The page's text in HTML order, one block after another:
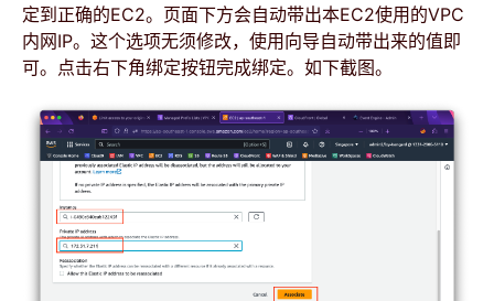
定到正确的EC2。页面下方会自动带出本EC2使用的VPC
内网IP。这个选项无须修改，使用向导自动带出来的值即
可。点击右下角绑定按钮完成绑定。如下截图。